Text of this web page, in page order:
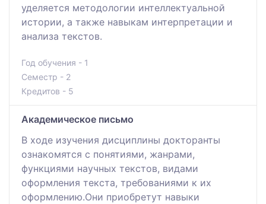
уделяется методологии интеллектуальной
истории, а также навыкам интерпретации и
анализа текстов.
Год обучения - 1
Семестр - 2
Кредитов - 5
Академическое письмо
В ходе изучения дисциплины докторанты
ознакомятся с понятиями, жанрами,
функциями научных текстов, видами
оформления текста, требованиями к их
оформлению.Они приобретут навыки